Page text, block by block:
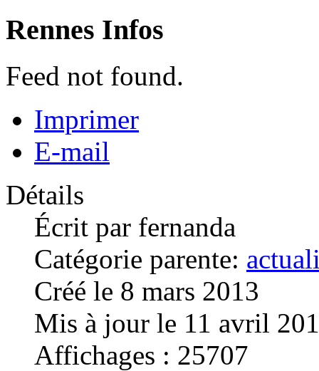
Rennes Infos
Feed not found.
Imprimer
E-mail
Détails
Écrit par fernanda
Catégorie parente:
Créé le 8 mars 2013
Mis à jour le 11 avril
Affichages : 25707